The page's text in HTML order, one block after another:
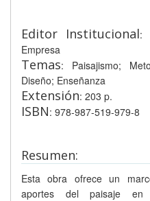
Editor Institucional:
Empresa
Temas: Paisajismo;
Diseño; Enseñanza
Extensión: 203 p.
ISBN: 978-987-519-979-8
Resumen:
Esta obra ofrece un
aportes del paisaje en